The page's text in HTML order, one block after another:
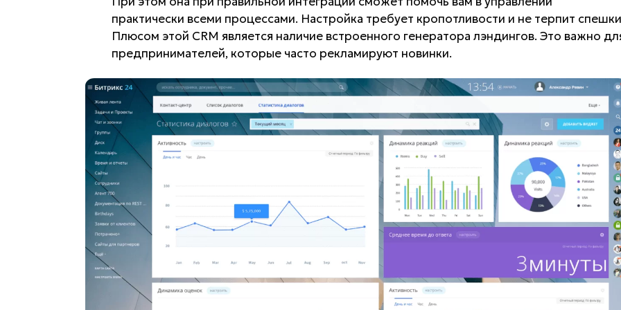
практически всеми процессами. Настройка требует кропотливости и не терпит
Плюсом этой CRM является наличие встроенного генератора лэндингов. Это важно
предпринимателей, которые часто рекламируют новинки.